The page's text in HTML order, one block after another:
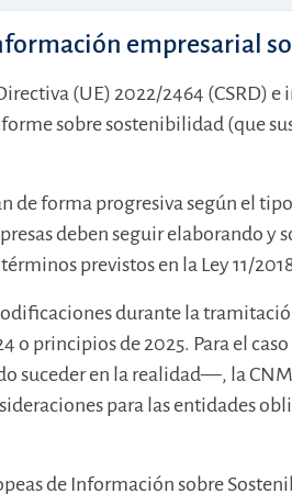
empresarial
(UE) 2022/2464 (CSRD)
sobre sostenibilidad (que
de forma progresiva según el
deben seguir elaborando y
previstos en la Ley 11/
durante la
o principios de 2025. Para el
suceder en la realidad—, la
para las entidades
de Información sobre